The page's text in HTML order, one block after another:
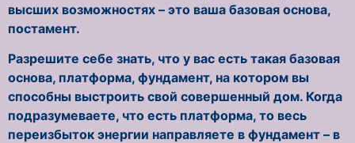
высших возможностях – это ваша базовая основа,
постамент.
Разрешите себе знать, что у вас есть такая базовая
основа, платформа, фундамент, на котором вы
способны выстроить свой совершенный дом. Когда
подразумеваете, что есть платформа, то весь
переизбыток энергии направляете в фундамент – в